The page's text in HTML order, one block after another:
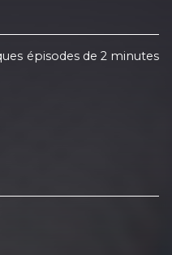
épisodes de 2 minutes